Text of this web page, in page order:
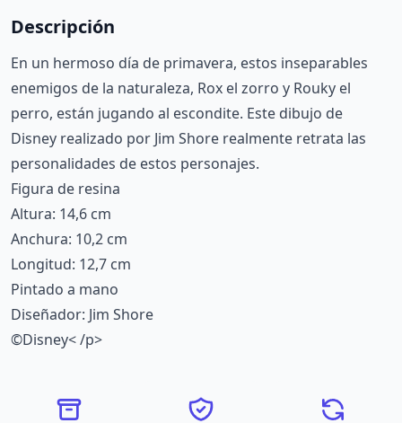
Descripción
En un hermoso día de primavera, estos inseparables
enemigos de la naturaleza, Rox el zorro y Rouky el
perro, están jugando al escondite. Este dibujo de
Disney realizado por Jim Shore realmente retrata las
personalidades de estos personajes.
Figura de resina
Altura: 14,6 cm
Anchura: 10,2 cm
Longitud: 12,7 cm
Pintado a mano
Diseñador: Jim Shore
©Disney< /p>